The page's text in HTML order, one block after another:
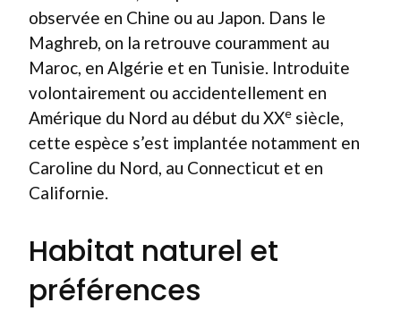
observée en Chine ou au Japon. Dans le
Maghreb, on la retrouve couramment au
Maroc, en Algérie et en Tunisie. Introduite
volontairement ou accidentellement en
Amérique du Nord au début du XXe siècle,
cette espèce s’est implantée notamment en
Caroline du Nord, au Connecticut et en
Californie.
Habitat naturel et
préférences